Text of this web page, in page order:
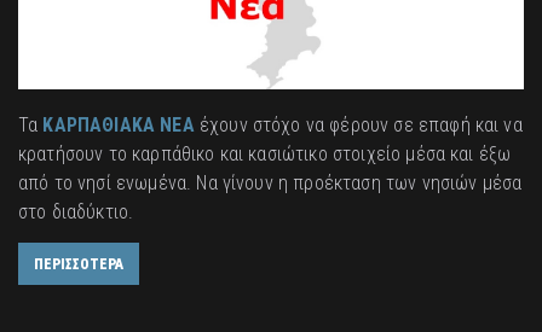
Τα ΚΑΡΠΑΘΙΑΚΑ ΝΕΑέχουν στόχο να φέρουν σε επαφή και να
κρατήσουν το καρπάθικο και κασιώτικο στοιχείο μέσα και έξω
από το νησί ενωμένα. Να γίνουν η προέκταση των νησιών μέσα
στο διαδύκτιο.
ΠΕΡΙΣΣΟΤΕΡΑ